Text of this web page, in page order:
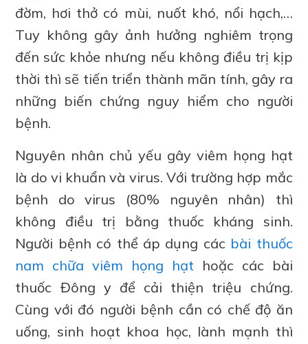
đờm, hơi thở có mùi, nuốt khó, nổi hạch,…
Tuy không gây ảnh hưởng nghiêm trọng
đến sức khỏe nhưng nếu không điều trị kịp
thời thì sẽ tiến triển thành mãn tính, gây ra
những biến chứng nguy hiểm cho người
bệnh.
Nguyên nhân chủ yếu gây viêm họng hạt
là do vi khuẩn và virus. Với trường hợp mắc
bệnh do virus (80% nguyên nhân) thì
không điều trị bằng thuốc kháng sinh.
Người bệnh có thể áp dụng các bài thuốc
nam chữa viêm họng hạt hoặc các bài
thuốc Đông y để cải thiện triệu chứng.
Cùng với đó người bệnh cần có chế độ ăn
uống, sinh hoạt khoa học, lành mạnh thì